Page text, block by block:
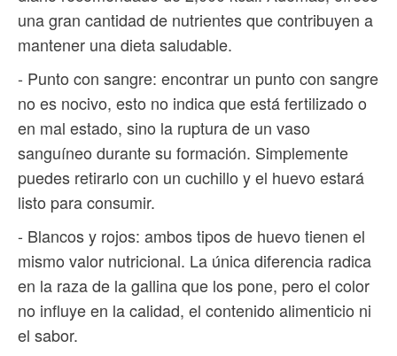
una gran cantidad de nutrientes que contribuyen a
mantener una dieta saludable.
- Punto con sangre: encontrar un punto con sangre
no es nocivo, esto no indica que está fertilizado o
en mal estado, sino la ruptura de un vaso
sanguíneo durante su formación. Simplemente
puedes retirarlo con un cuchillo y el huevo estará
listo para consumir.
- Blancos y rojos: ambos tipos de huevo tienen el
mismo valor nutricional. La única diferencia radica
en la raza de la gallina que los pone, pero el color
no influye en la calidad, el contenido alimenticio ni
el sabor.